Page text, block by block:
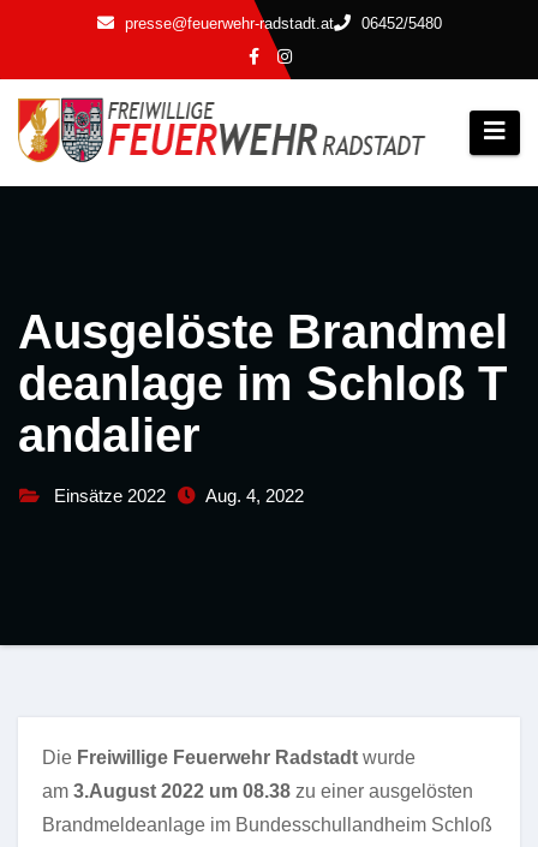
springen
presse@feuerwehr-radstadt.at 06452/5480
Ausgelöste Brandmel
deanlage im Schloß T
andalier
Einsätze 2022 Aug. 4, 2022
Die Freiwillige Feuerwehr Radstadt wurde
am 3.August 2022 um 08.38 zu einer ausgelösten
Brandmeldeanlage im Bundesschullandheim Schloß